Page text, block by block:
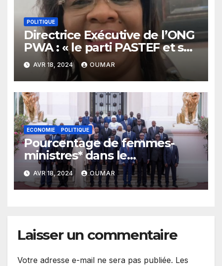
POLITIQUE
Directrice Exécutive de l’ONG
PWA : « le parti PASTEF et sa
coalition sont très masculins
»
AVR 18, 2024 OUMAR
ECONOMIE POLITIQUE
Pourcentage de femmes-
ministres* dans le
gouvernement de Sonko : Le
plus bas niveau depuis 2012
AVR 18, 2024 OUMAR
Laisser un commentaire
Votre adresse e-mail ne sera pas publiée. Les